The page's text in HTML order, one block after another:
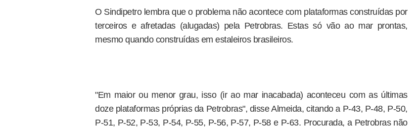
O Sindipetro lembra que o problema não acontece com plataformas construídas por
terceiros e afretadas (alugadas) pela Petrobras. Estas só vão ao mar prontas,
mesmo quando construídas em estaleiros brasileiros.
"Em maior ou menor grau, isso (ir ao mar inacabada) aconteceu com as últimas
doze plataformas próprias da Petrobras", disse Almeida, citando a P-43, P-48, P-50,
P-51, P-52, P-53, P-54, P-55, P-56, P-57, P-58 e P-63. Procurada, a Petrobras não